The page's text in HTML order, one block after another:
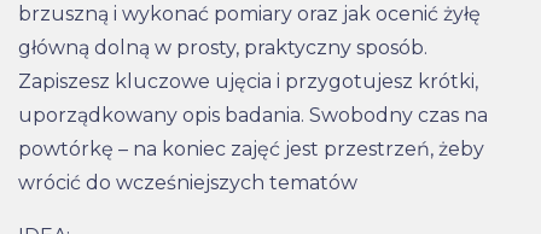
brzuszną i wykonać pomiary oraz jak ocenić żyłę
główną dolną w prosty, praktyczny sposób.
Zapiszesz kluczowe ujęcia i przygotujesz krótki,
uporządkowany opis badania. Swobodny czas na
powtórkę – na koniec zajęć jest przestrzeń, żeby
wrócić do wcześniejszych tematów